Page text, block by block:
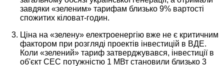
завдяки «зеленим» тарифам близько 9% вартості
спожитих кіловат-годин.
Ціна на «зелену» електроенергію вже не є критичним
фактором при розгляді проектів інвестицій в ВДЕ.
Коли «зелений» тариф затверджувався, інвестиції в
об'єкт СЕС потужністю 1 МВт становили близько 3